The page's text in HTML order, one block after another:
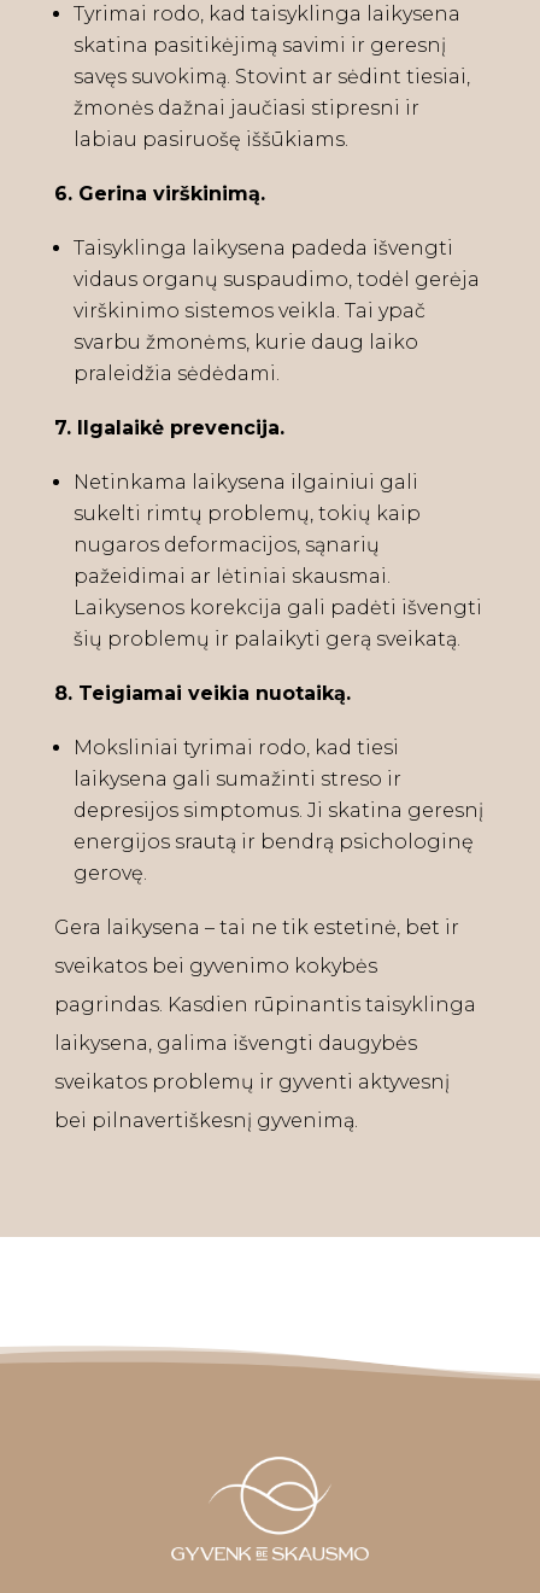
Tyrimai rodo, kad taisyklinga laikysena
skatina pasitikėjimą savimi ir geresnį
savęs suvokimą. Stovint ar sėdint tiesiai,
žmonės dažnai jaučiasi stipresni ir
labiau pasiruošę iššūkiams.
6. Gerina virškinimą.
Taisyklinga laikysena padeda išvengti
vidaus organų suspaudimo, todėl gerėja
virškinimo sistemos veikla. Tai ypač
svarbu žmonėms, kurie daug laiko
praleidžia sėdėdami.
7. Ilgalaikė prevencija.
Netinkama laikysena ilgainiui gali
sukelti rimtų problemų, tokių kaip
nugaros deformacijos, sąnarių
pažeidimai ar lėtiniai skausmai.
Laikysenos korekcija gali padėti išvengti
šių problemų ir palaikyti gerą sveikatą.
8. Teigiamai veikia nuotaiką.
Moksliniai tyrimai rodo, kad tiesi
laikysena gali sumažinti streso ir
depresijos simptomus. Ji skatina geresnį
energijos srautą ir bendrą psichologinę
gerovę.
Gera laikysena – tai ne tik estetinė, bet ir
sveikatos bei gyvenimo kokybės
pagrindas. Kasdien rūpinantis taisyklinga
laikysena, galima išvengti daugybės
sveikatos problemų ir gyventi aktyvesnį
bei pilnavertiškesnį gyvenimą.